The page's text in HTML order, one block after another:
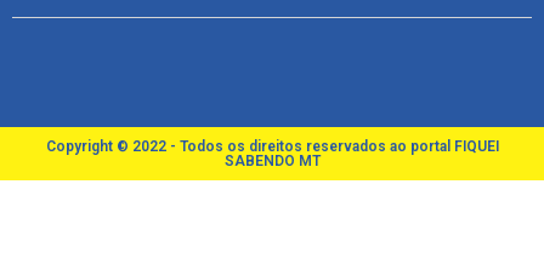
Copyright © 2022 - Todos os direitos reservados ao portal FIQUEI
SABENDO MT